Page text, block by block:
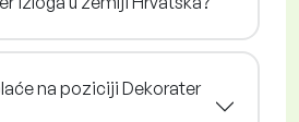
na poziciji Dekorater